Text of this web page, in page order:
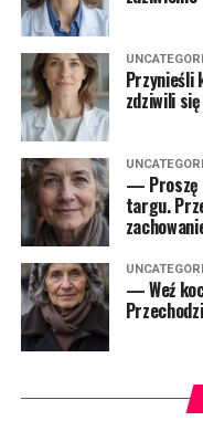
Przynieśli
zdziwili
— Proszę
targu.
— Weź